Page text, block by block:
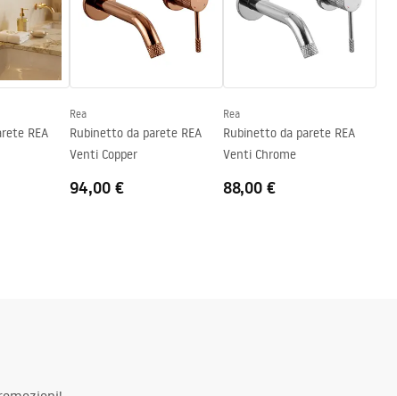
REA
Rea
Rubinetto da parete REA
Venti Copper
94,00 €
Rea
Rubinetto da parete REA
Venti Chrome
88,00 €